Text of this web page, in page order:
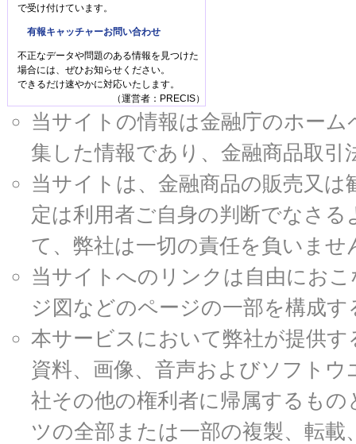
で受け付けています。
有報キャッチャーお問い合わせ
不正なデータや問題のある情報を見つけた
場合には、ぜひお知らせください。
できるだけ速やかに対応いたします。
（運営者：PRECIS）
当サイトの情報は金融庁のホー
集した情報であり、金融商品取
当サイトは、金融商品の販売又
定は利用者ご自身の判断でなさ
て、弊社は一切の責任を負いませ
当サイトへのリンクは自由にお
ジ図などのページの一部を構成
本サービスにおいて弊社が提供
資料、画像、音声およびソフト
社その他の権利者に帰属するも
ツの全部または一部の複製、転